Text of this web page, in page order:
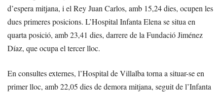
d’espera mitjana, i el Rey Juan Carlos, amb 15,24 dies, ocupen les
dues primeres posicions. L’Hospital Infanta Elena se situa en
quarta posició, amb 23,41 dies, darrere de la Fundació Jiménez
Díaz, que ocupa el tercer lloc.
En consultes externes, l’Hospital de Villalba torna a situar-se en
primer lloc, amb 22,05 dies de demora mitjana, seguit de l’Infanta